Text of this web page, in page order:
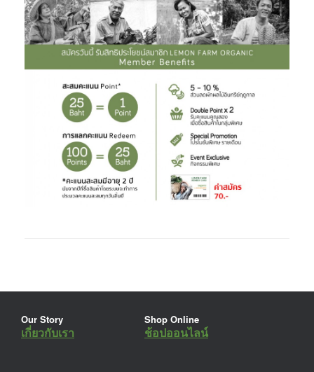
Our Story
เกี่ยวกับเรา
Shop Online
ช้อปออนไลน์